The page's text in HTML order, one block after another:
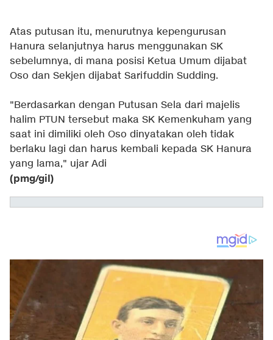
Atas putusan itu, menurutnya kepengurusan
Hanura selanjutnya harus menggunakan SK
sebelumnya, di mana posisi Ketua Umum dijabat
Oso dan Sekjen dijabat Sarifuddin Sudding.
"Berdasarkan dengan Putusan Sela dari majelis
halim PTUN tersebut maka SK Kemenkuham yang
saat ini dimiliki oleh Oso dinyatakan oleh tidak
berlaku lagi dan harus kembali kepada SK Hanura
yang lama," ujar Adi
(pmg/gil)